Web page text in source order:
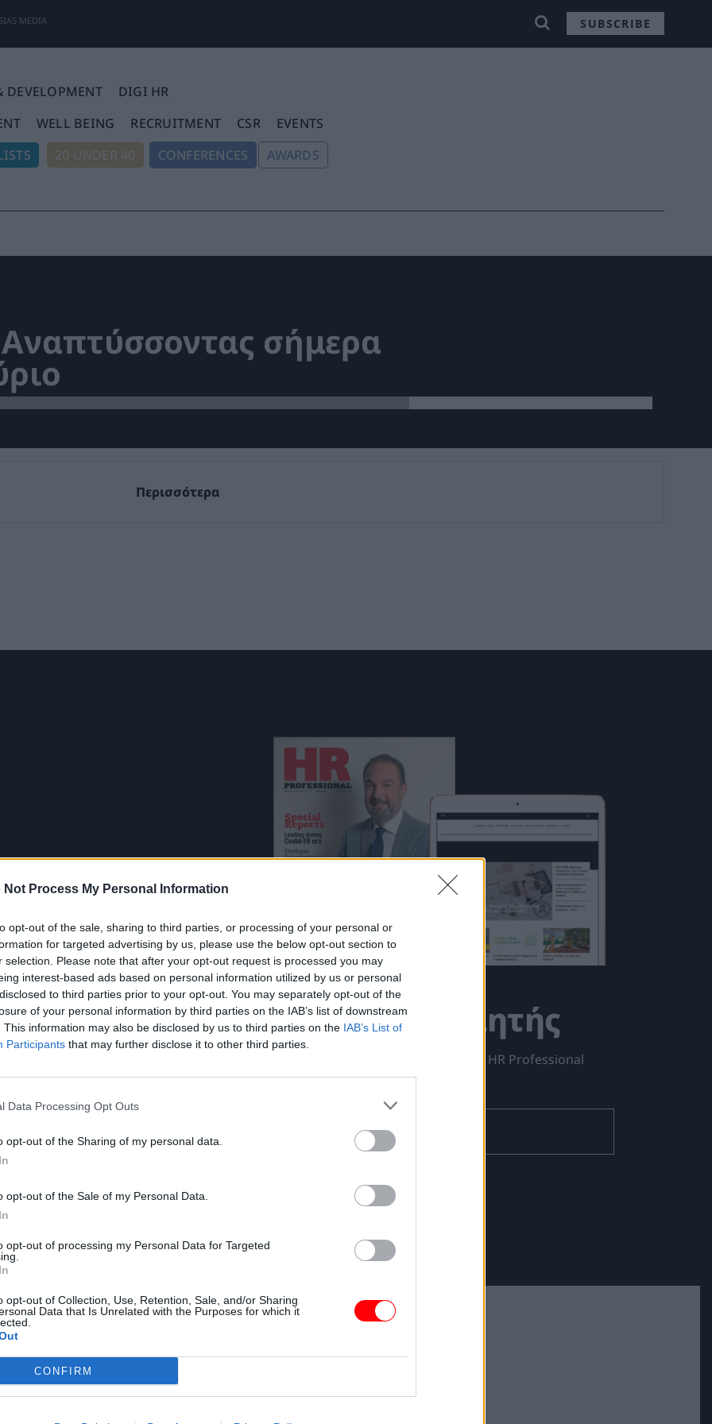
Not Process My Personal Information
opt-out of the sale, sharing to third parties, or processing of your personal or
for targeted advertising by us, please use the below opt-out section to
selection. Please note that after your opt-out request is processed you may
interest-based ads based on personal information utilized by us or personal
to third parties prior to your opt-out. You may separately opt-out of the
of your personal information by third parties on the IAB’s list of downstream
This information may also be disclosed by us to third parties on the IAB’s List of
Participants that may further disclose it to other third parties.
Data Processing Opt Outs
opt-out of the Sharing of my personal data.
opt-out of the Sale of my Personal Data.
opt-out of processing my Personal Data for Targeted
opt-out of Collection, Use, Retention, Sale, and/or Sharing
Data that Is Unrelated with the Purposes for which it
CONFIRM
MEDIA SUBSCRIBE
DEVELOPMENT
DIGI HR
WELL BEING RECRUITMENT CSR
EVENTS
20 UNDER 40 CONFERENCES AWARDS
Αναπτύσσοντας σήμερα
Περισσότερα
περιοδικό της
του 2004 και
Δυναμικού.
πλούσια
επαγγελματίες της
και ανάπτυξη
προσωπικού,
talent management
Γίνε Συνδρομητής
Γίνε συνδρομητής στο περιοδικό του HR Professional
ΕΓΓΡΑΦΗ
στο Newsletter